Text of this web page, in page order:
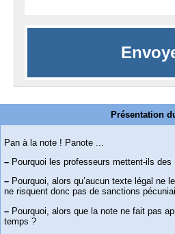
Présentation
Pan à la note ! Panote ...
– Pourquoi les professeurs mettent-ils
– Pourquoi, alors qu’aucun texte légal ne
ne risquent donc pas de sanctions
– Pourquoi, alors que la note ne fait pas
temps ?